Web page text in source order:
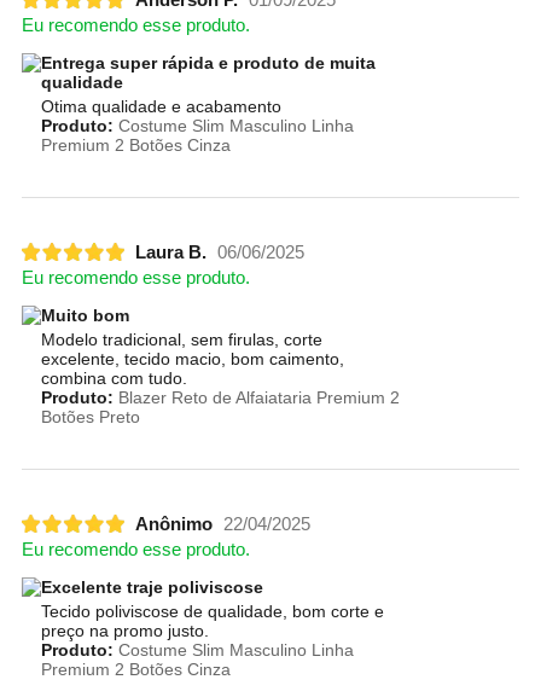
Eu recomendo esse produto.
Entrega super rápida e produto de muita
qualidade
Otima qualidade e acabamento
Produto: Costume Slim Masculino Linha
Premium 2 Botões Cinza
Laura B. 06/06/2025
Eu recomendo esse produto.
Muito bom
Modelo tradicional, sem firulas, corte
excelente, tecido macio, bom caimento,
combina com tudo.
Produto: Blazer Reto de Alfaiataria Premium 2
Botões Preto
Anônimo
22/04/2025
Eu recomendo esse produto.
Excelente traje poliviscose
Tecido poliviscose de qualidade, bom corte e
preço na promo justo.
Produto: Costume Slim Masculino Linha
Premium 2 Botões Cinza